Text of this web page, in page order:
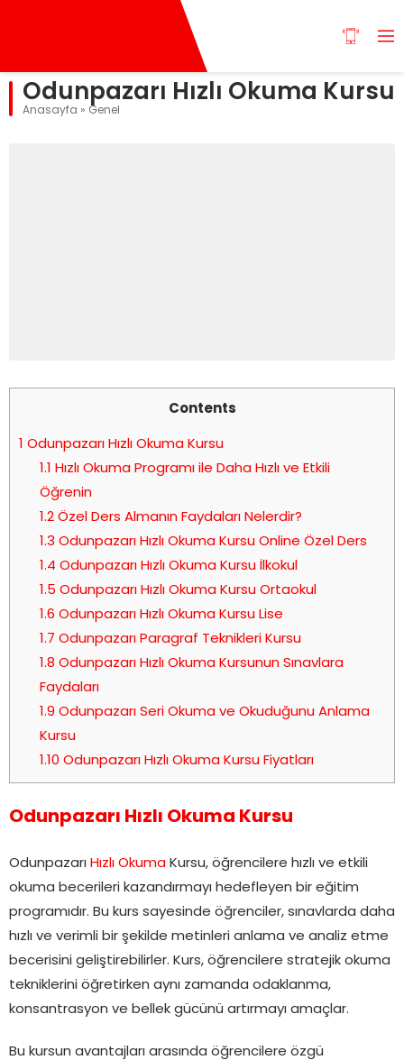
Odunpazarı Hızlı Okuma Kursu
Anasayfa » Genel
Contents
1 Odunpazarı Hızlı Okuma Kursu
1.1 Hızlı Okuma Programı ile Daha Hızlı ve Etkili
Öğrenin
1.2Özel Ders Almanın Faydaları Nelerdir?
1.3 Odunpazarı Hızlı Okuma Kursu Online Özel Ders
1.4 Odunpazarı Hızlı Okuma Kursu İlkokul
1.5 Odunpazarı Hızlı Okuma Kursu Ortaokul
1.6 Odunpazarı Hızlı Okuma Kursu Lise
1.7 Odunpazarı Paragraf Teknikleri Kursu
1.8 Odunpazarı Hızlı Okuma Kursunun Sınavlara
Faydaları
1.9 Odunpazarı Seri Okuma ve Okuduğunu Anlama
Kursu
1.10 Odunpazarı Hızlı Okuma Kursu Fiyatları
Odunpazarı Hızlı Okuma Kursu
Odunpazarı Hızlı Okuma Kursu, öğrencilere hızlı ve etkili
okuma becerileri kazandırmayı hedefleyen bir eğitim
programıdır. Bu kurs sayesinde öğrenciler, sınavlarda daha
hızlı ve verimli bir şekilde metinleri anlama ve analiz etme
becerisini geliştirebilirler. Kurs, öğrencilere stratejik okuma
tekniklerini öğretirken aynı zamanda odaklanma,
konsantrasyon ve bellek gücünü artırmayı amaçlar.
Bu kursun avantajları arasında öğrencilere özgü